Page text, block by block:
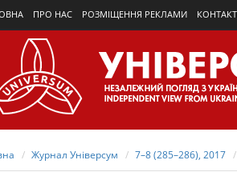
ПРО НАС РОЗМІЩЕННЯ РЕКЛАМИ
Журнал Універсум 7–8 (285–286), 2017